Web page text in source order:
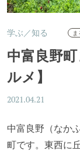
学ぶ／知る
中富良野
ルメ】
2021.04.21
中富良野（なか
町です。東西に